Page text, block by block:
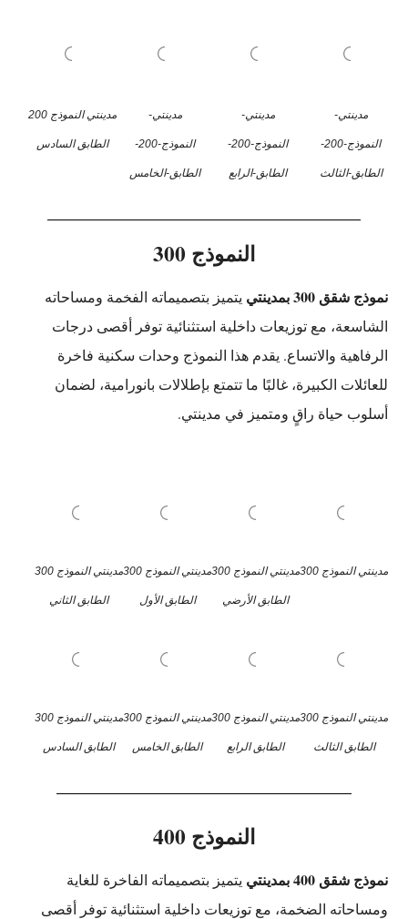
مدينتي-
النموذج-200-
الطابق-الثالث
مدينتي-
النموذج-200-
الطابق-الرابع
مدينتي-
النموذج-200-
الطابق-الخامس
مدينتي النموذج 200
الطابق السادس
النموذج 300
نموذج شقق 300 بمدينتي
يتميز بتصميماته الفخمة ومساحاته
الشاسعة، مع توزيعات داخلية استثنائية توفر أقصى درجات
الرفاهية والاتساع. يقدم هذا النموذج وحدات سكنية فاخرة
للعائلات الكبيرة، غالبًا ما تتمتع بإطلالات بانورامية، لضمان
أسلوب حياة راقٍ ومتميز في مدينتي.
مدينتي النموذج 300 مدينتي النموذج 300
الطابق الأرضي
مدينتي النموذج 300
الطابق الأول
مدينتي النموذج 300
الطابق الثاني
مدينتي النموذج 300
الطابق الثالث
مدينتي النموذج 300
الطابق الرابع
مدينتي النموذج 300
الطابق الخامس
مدينتي النموذج 300
الطابق السادس
النموذج 400
نموذج شقق 400 بمدينتي
يتميز بتصميماته الفاخرة للغاية
ومساحاته الضخمة، مع توزيعات داخلية استثنائية توفر أقصى